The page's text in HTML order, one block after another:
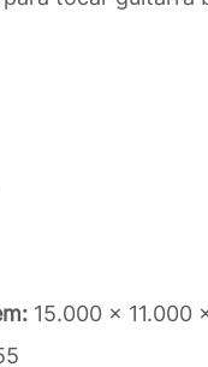
15.000 x 11.000